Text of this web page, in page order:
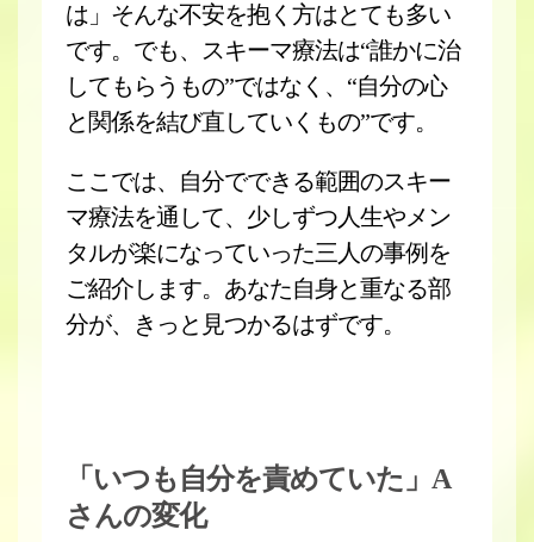
は」そんな不安を抱く方はとても多い
です。でも、スキーマ療法は“誰かに治
してもらうもの”ではなく、“自分の心
と関係を結び直していくもの”です。
ここでは、自分でできる範囲のスキー
マ療法を通して、少しずつ人生やメン
タルが楽になっていった三人の事例を
ご紹介します。あなた自身と重なる部
分が、きっと見つかるはずです。
「いつも自分を責めていた」A
さんの変化